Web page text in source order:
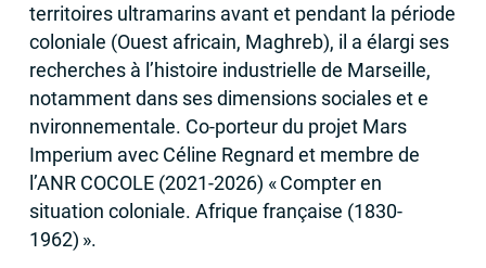
territoires ultramarins avant et pendant la période
coloniale (Ouest africain, Maghreb), il a élargi ses
recherches à l’histoire industrielle de Marseille,
notamment dans ses dimensions sociales et e
nvironnementale. Co-porteur du projet Mars
Imperium avec Céline Regnard et membre de
l’ANR COCOLE(2021-2026) « Compter en
situation coloniale. Afrique française (1830-
1962) ».